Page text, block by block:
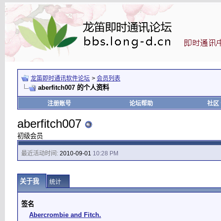
龙笛即时通讯软件论坛 > 会员列表
aberfitch007 的个人资料
注册账号 论坛帮助 社区
aberfitch007
初级会员
最近活动时间: 2010-09-01 10:28 PM
关于我 统计
签名
Abercrombie and Fitch.